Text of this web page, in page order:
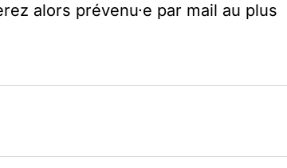
alors prévenu·e par mail au plus